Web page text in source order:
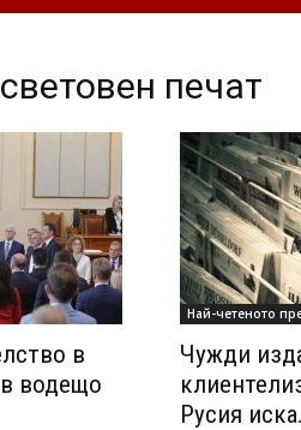
печат
в
водещо
Най-четеното
Чужди
Русия